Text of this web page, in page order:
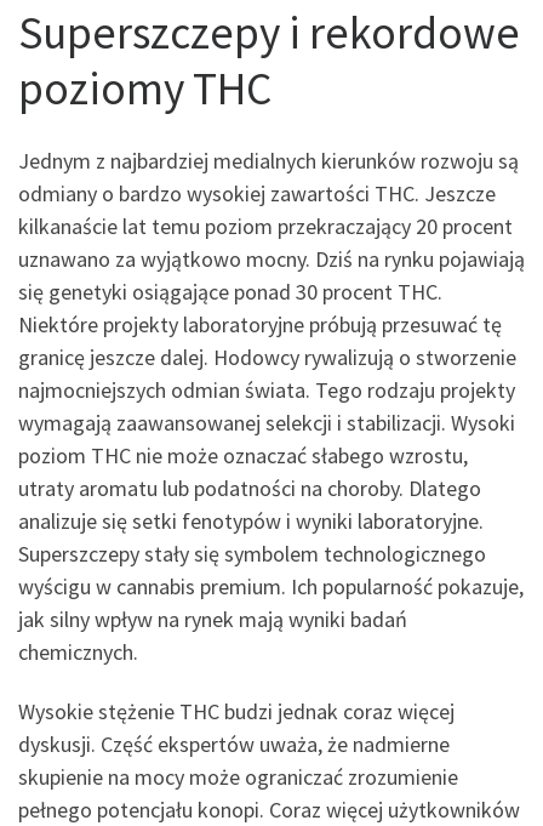
Superszczepy i rekordowe
poziomy THC
Jednym z najbardziej medialnych kierunków rozwoju są
odmiany o bardzo wysokiej zawartości THC. Jeszcze
kilkanaście lat temu poziom przekraczający 20 procent
uznawano za wyjątkowo mocny. Dziś na rynku pojawiają
się genetyki osiągające ponad 30 procent THC.
Niektóre projekty laboratoryjne próbują przesuwać tę
granicę jeszcze dalej. Hodowcy rywalizują o stworzenie
najmocniejszych odmian świata. Tego rodzaju projekty
wymagają zaawansowanej selekcji i stabilizacji. Wysoki
poziom THC nie może oznaczać słabego wzrostu,
utraty aromatu lub podatności na choroby. Dlatego
analizuje się setki fenotypów i wyniki laboratoryjne.
Superszczepy stały się symbolem technologicznego
wyścigu w cannabis premium. Ich popularność pokazuje,
jak silny wpływ na rynek mają wyniki badań
chemicznych.
Wysokie stężenie THC budzi jednak coraz więcej
dyskusji. Część ekspertów uważa, że nadmierne
skupienie na mocy może ograniczać zrozumienie
pełnego potencjału konopi. Coraz więcej użytkowników